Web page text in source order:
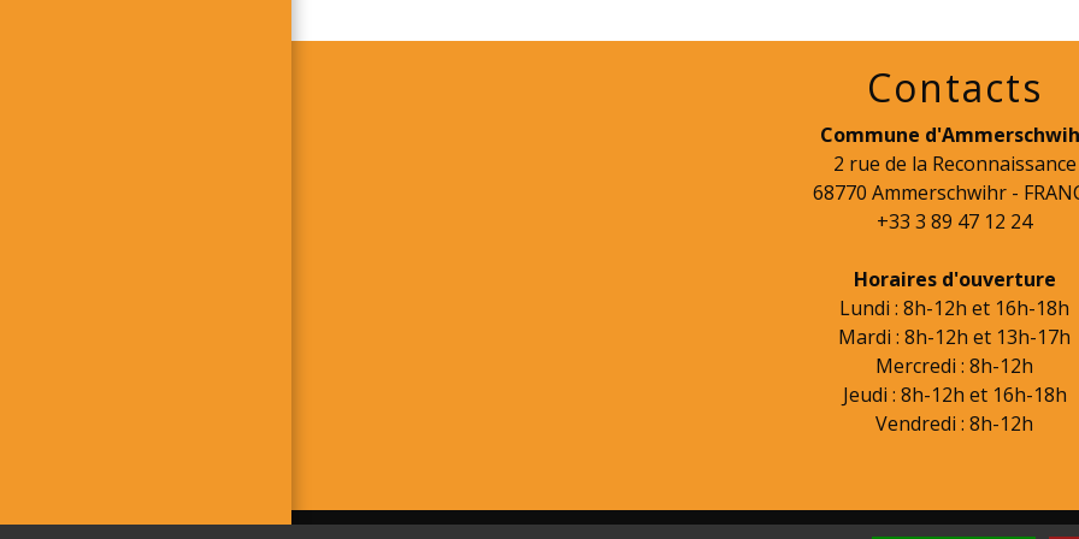
Contacts
Commune
2 rue de la Reconnaissance
68770 Ammerschwihr -
+33 3 89 47 12 24
Horaires d'ouverture
Lundi : 8h-12h et 16h-18h
Mardi : 8h-12h et 13h-17h
Mercredi : 8h-12h
Jeudi : 8h-12h et 16h-18h
Vendredi : 8h-12h